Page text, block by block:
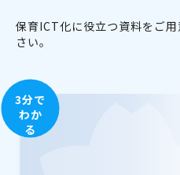
保育ICT化に役立つ資料をご
さい。
3分で
わか
る